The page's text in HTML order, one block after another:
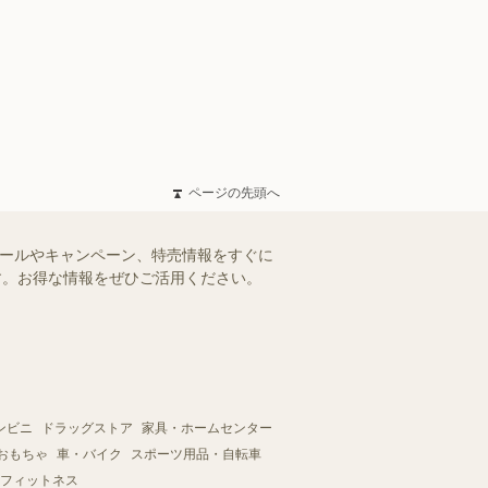
ページの先頭へ
ルやキャンペーン、特売情報をすぐに
お得な情報をぜひご活用ください。
ビニ ドラッグストア
家具・ホームセンター
もちゃ
車・バイク
スポーツ用品・自転車
ィットネス